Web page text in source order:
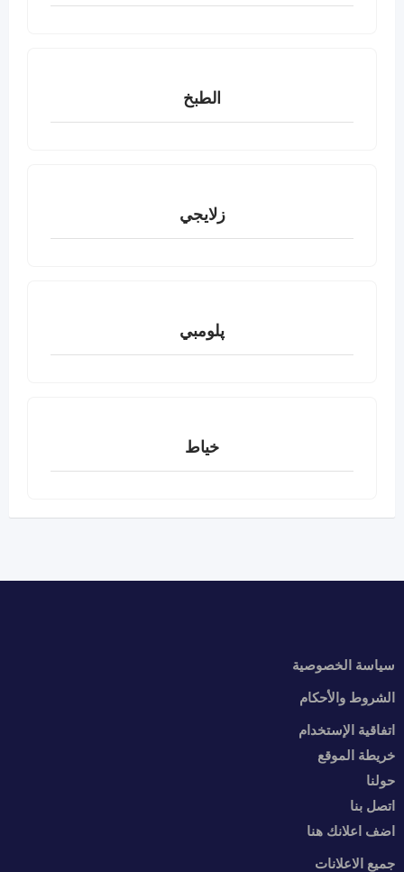
الطبخ
زلايجي
پلومبي
خياط
سياسة الخصوصية
الشروط والأحكام
اتفاقية الإستخدام
خريطة الموقع
حولنا
اتصل بنا
اضف اعلانك هنا
جميع الاعلانات